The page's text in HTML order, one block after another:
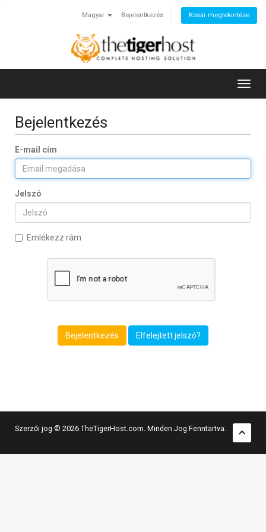
Magyar Bejelentkezés Kosár megtekintése
Bejelentkezés
E-mail cím
Jelszó
Emlékezz rám
Elfelejtett jelszó?
Szerzői jog © 2026 TheTigerHost.com. Minden Jog Fenntartva.